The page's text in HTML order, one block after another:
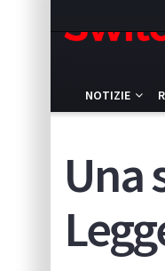
NOTIZIE
Una